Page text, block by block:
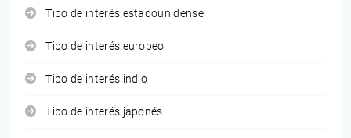
Tipo de interés estadounidense
Tipo de interés europeo
Tipo de interés indio
Tipo de interés japonés